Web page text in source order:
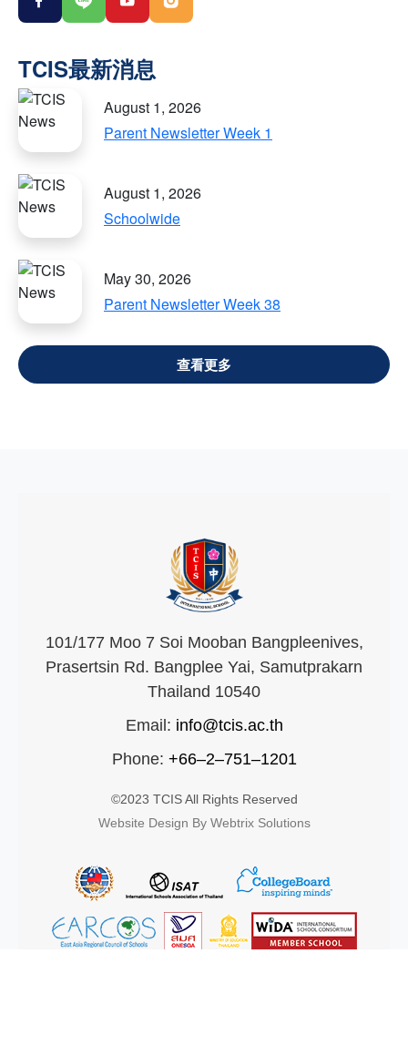
August 1, 2026
Parent Newsletter Week 1
August 1, 2026
Schoolwide
May 30, 2026
Parent Newsletter Week 38
VIEW ALL
101/177 Moo 7 Soi Mooban Bangpleenives,
Prasertsin Rd. Bangplee Yai, Samutprakarn
Thailand 10540
Email: info@tcis.ac.th
Phone: +66–2–751–1201
©2023 TCIS All Rights Reserved
Website Design By Webtrix Solutions